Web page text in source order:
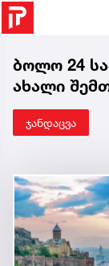
ბოლო 24
ახალი
ჯანდაცვა